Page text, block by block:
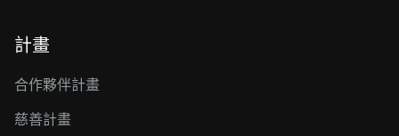
計畫
合作夥伴計畫
慈善計畫